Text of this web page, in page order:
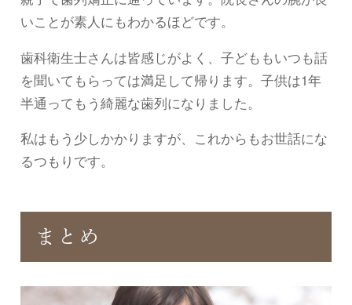
いことが素人にもわかるほどです。
歯科衛生士さんは皆感じがよく、子どももいつも話
を聞いてもらっては満足して帰ります。子供は1年
半通ってもう綺麗な歯列になりました。
私はもう少しかかりますが、これからもお世話にな
るつもりです。
まとめ